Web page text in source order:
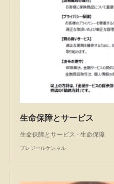
生命保障とサービス
生命保障とサービス - 生命保障
プレジールケンネル